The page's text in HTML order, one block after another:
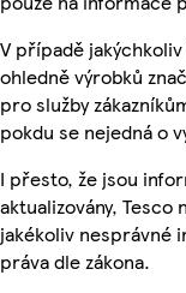
V případě
ohledně výrobků
pro služby
pokdu se nejedná o
I přesto, že jsou
aktualizovány,
jakékoliv nesprávné
práva dle zákona.